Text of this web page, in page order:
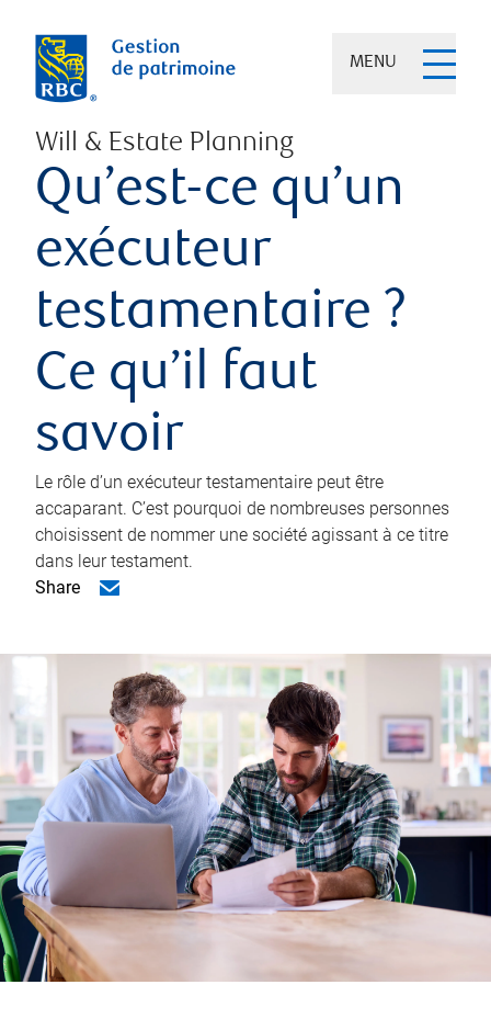
MENU
Will & Estate Planning
Qu’est-ce qu’un
exécuteur
testamentaire ?
Ce qu’il faut
savoir
Le rôle d’un exécuteur testamentaire peut être
accaparant. C’est pourquoi de nombreuses personnes
choisissent de nommer une société agissant à ce titre
dans leur testament.
Share